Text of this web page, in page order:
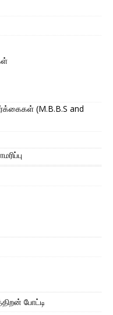
(M.B.B.S and
போட்டி